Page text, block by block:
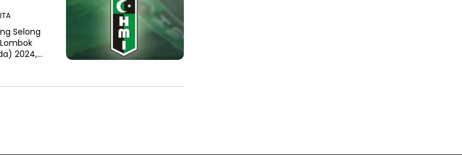
Selong
2024,…